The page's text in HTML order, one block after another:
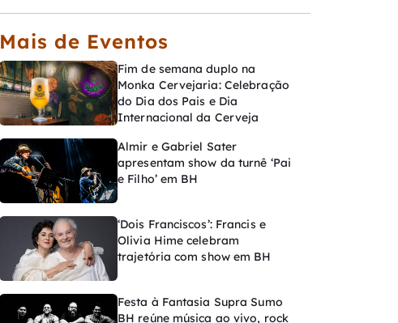
Mais de Eventos
Fim de semana duplo na
Monka Cervejaria: Celebração
do Dia dos Pais e Dia
Internacional da Cerveja
Almir e Gabriel Sater
apresentam show da turnê ‘Pai
e Filho’ em BH
‘Dois Franciscos’: Francis e
Olivia Hime celebram
trajetória com show em BH
Festa à Fantasia Supra Sumo
BH reúne música ao vivo, rock